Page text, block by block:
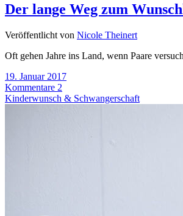
Der lange Weg zum
Veröffentlicht von Nicole Theinert
Oft gehen Jahre ins Land, wenn Paare
19. Januar 2017
Kommentare 2
Kinderwunsch & Schwangerschaft